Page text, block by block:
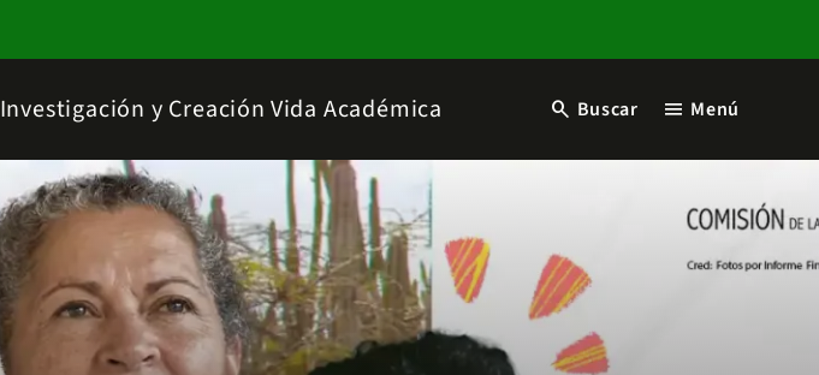
Investigación y Creación Vida Académica search Buscar menu Menú